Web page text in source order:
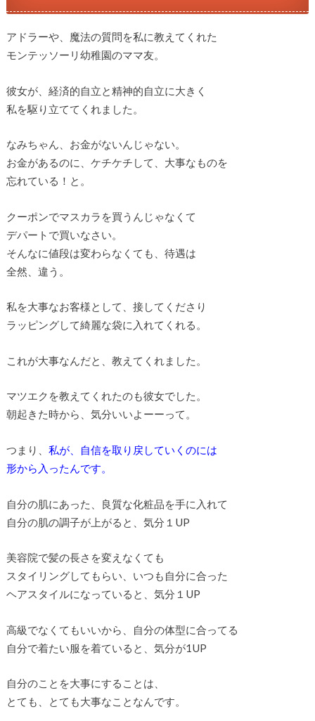
アドラーや、魔法の質問を私に教えてくれた
モンテッソーリ幼稚園のママ友。
彼女が、経済的自立と精神的自立に大きく
私を駆り立ててくれました。
なみちゃん、お金がないんじゃない。
お金があるのに、ケチケチして、大事なものを
忘れている！と。
クーポンでマスカラを買うんじゃなくて
デパートで買いなさい。
そんなに値段は変わらなくても、待遇は
全然、違う。
私を大事なお客様として、接してくださり
ラッピングして綺麗な袋に入れてくれる。
これが大事なんだと、教えてくれました。
マツエクを教えてくれたのも彼女でした。
朝起きた時から、気分いいよーーって。
つまり、 私が、自信を取り戻していくのには
形から入ったんです。
自分の肌にあった、良質な化粧品を手に入れて
自分の肌の調子が上がると、気分１UP
美容院で髪の長さを変えなくても
スタイリングしてもらい、いつも自分に合った
ヘアスタイルになっていると、気分１UP
高級でなくてもいいから、自分の体型に合ってる
自分で着たい服を着ていると、気分が1UP
自分のことを大事にすることは、
とても、とても大事なことなんです。